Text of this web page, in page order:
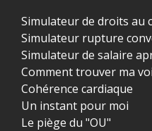
Simulateur de droits au
Simulateur rupture
Simulateur de salaire
Comment trouver ma
Cohérence cardiaque
Un instant pour moi
Le piège du "OU"